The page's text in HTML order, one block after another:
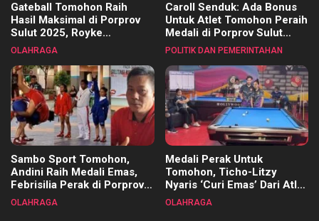
Gateball Tomohon Raih
Hasil Maksimal di Porprov
Sulut 2025, Royke
Tangkawarouw Ucapkan
OLAHRAGA
Caroll Senduk: Ada Bonus
Untuk Atlet Tomohon Peraih
Medali di Porprov Sulut
2025
POLITIK DAN PEMERINTAHAN
Sambo Sport Tomohon,
Andini Raih Medali Emas,
Febrisilia Perak di Porprov
Sulut 2025
OLAHRAGA
Medali Perak Untuk
Tomohon, Ticho-Litzy
Nyaris ‘Curi Emas’ Dari Atlet
Biliar PON di Porprov Sulut
OLAHRAGA